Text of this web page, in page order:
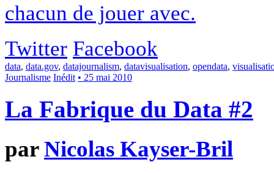
chacun de jouer avec.
Twitter Facebook
data, data.gov, datajournalism, datavisualisation, opendata,
Journalisme Inédit • 25 mai 2010
La Fabrique du Data #2
parNicolas Kayser-Bril